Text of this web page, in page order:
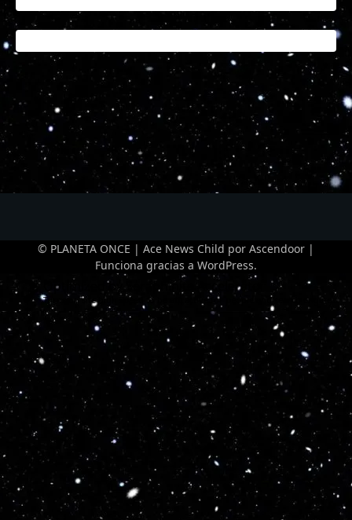
© PLANETA ONCE | Ace News Child por Ascendoor |
Funciona gracias a WordPress.
Optimized by Seraphinite Accelerator
Turns on site high speed to be attractive for people and search engines.